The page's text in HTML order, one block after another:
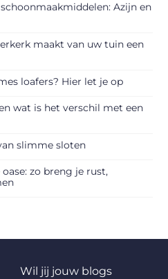
Azijn en
maakt van uw tuin een
loafers? Hier let je op
wat is het verschil met een
slimme sloten
zo breng je rust,
Wil jij jouw blogs